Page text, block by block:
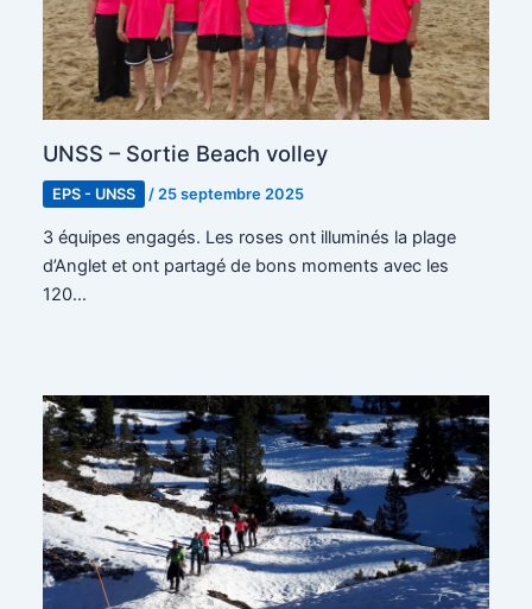
UNSS – Sortie Beach volley
EPS - UNSS / 25 septembre 2025
3 équipes engagés. Les roses ont illuminés la plage
d’Anglet et ont partagé de bons moments avec les
120…